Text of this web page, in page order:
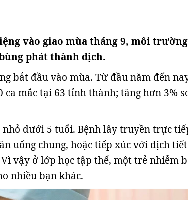
vào giao mùa tháng 9, môi
phát thành dịch.
bắt đầu vào mùa. Từ đầu năm đến
ca mắc tại 63 tỉnh thành; tăng hơn 3%
dưới 5 tuổi. Bệnh lây truyền trực
uống chung, hoặc tiếp xúc với dịch
vậy ở lớp học tập thể, một trẻ nhiễm
nhiều bạn khác.